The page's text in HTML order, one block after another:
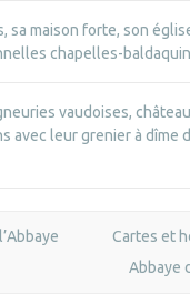
sa maison forte, son
chapelles-
vaudoises,
avec leur grenier à dîme
Cartes et
Abbaye